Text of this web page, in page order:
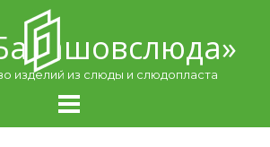
изделий из слюды и слюдопласта